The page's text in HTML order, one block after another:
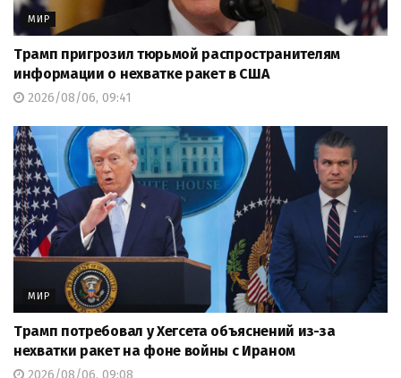
МИР
Трамп пригрозил тюрьмой распространителям
информации о нехватке ракет в США
2026/08/06, 09:41
МИР
Трамп потребовал у Хегсета объяснений из-за
нехватки ракет на фоне войны с Ираном